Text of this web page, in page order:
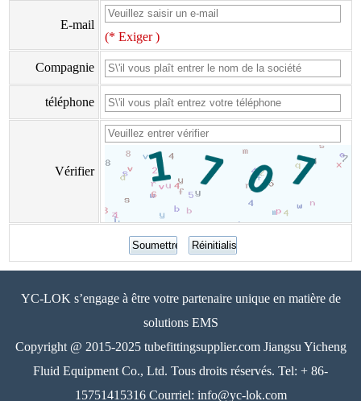
E-mail
(* Exiger )
Compagnie
téléphone
Vérifier
YC-LOK s’engage à être votre partenaire unique en matière de
solutions EMS
Copyright @ 2015-2025 tubefittingsupplier.com Jiangsu Yicheng
Fluid Equipment Co., Ltd. Tous droits réservés. Tel: + 86-
15751415316 Courriel: info@yc-lok.com